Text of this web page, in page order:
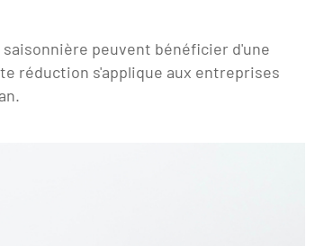
peuvent bénéficier d'une
réduction s'applique aux entreprises